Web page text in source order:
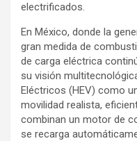
electrificados.
En México, donde la
gran medida de
de carga eléctrica
su visión
Eléctricos (HEV) como
movilidad realista,
combinan un motor de
se recarga